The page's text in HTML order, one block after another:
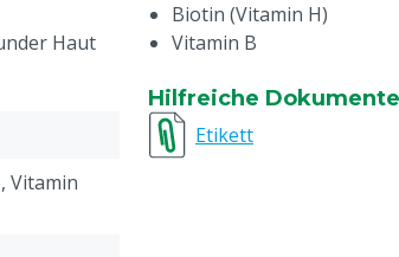
Haut
Biotin (Vitamin H)
Vitamin B
Vitamin
Hilfreiche Dokumente
Etikett